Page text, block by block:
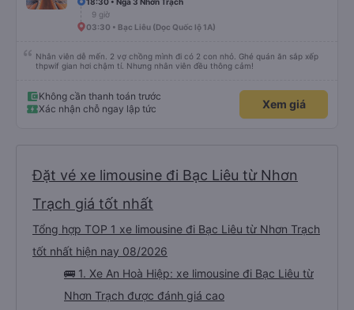
9 giờ
03:30 • Bạc Liêu (Dọc Quốc lộ 1A)
Nhân viên dễ mến. 2 vợ chồng mình đi có 2 con nhỏ. Ghé quán ăn sắp xếp
thpwif gian hơi chậm tí. Nhưng nhân viên đều thông cảm!
Không cần thanh toán trước
Xác nhận chỗ ngay lập tức
Xem giá
Đặt vé xe limousine đi Bạc Liêu từ Nhơn
Trạch giá tốt nhất
Tổng hợp TOP 1 xe limousine đi Bạc Liêu từ Nhơn Trạch
tốt nhất hiện nay 08/2026
🚌 1. Xe An Hoà Hiệp: xe limousine đi Bạc Liêu từ
Nhơn Trạch được đánh giá cao